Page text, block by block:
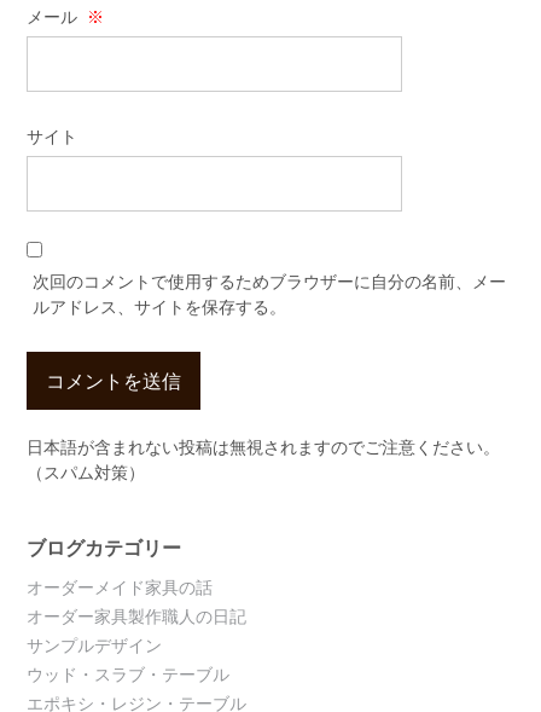
メール ※
サイト
次回のコメントで使用するためブラウザーに自分の名前、メー
ルアドレス、サイトを保存する。
日本語が含まれない投稿は無視されますのでご注意ください。
（スパム対策）
ブログカテゴリー
オーダーメイド家具の話
オーダー家具製作職人の日記
サンプルデザイン
ウッド・スラブ・テーブル
エポキシ・レジン・テーブル